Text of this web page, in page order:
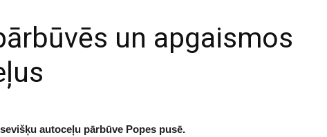
un apgaismos
autoceļu pārbūve Popes pusē.